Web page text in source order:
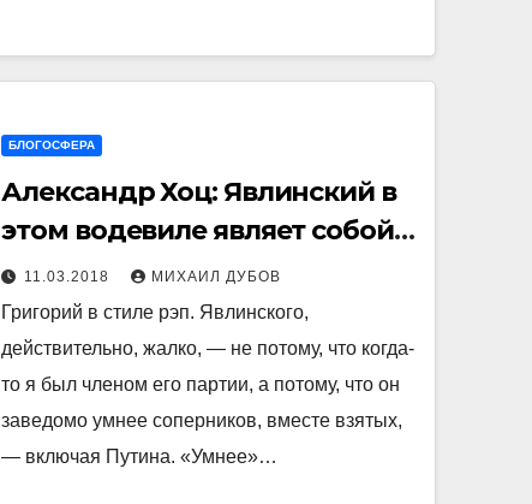
БЛОГОСФЕРА
Александр Хоц: Явлинский в
этом водевиле являет собой
наиболее жалкое зрелище
11.03.2018 МИХАИЛ ДУБОВ
Григорий в стиле рэп. Явлинского,
действительно, жалко, — не потому, что когда-
то я был членом его партии, а потому, что он
заведомо умнее соперников, вместе взятых,
— включая Путина. «Умнее»…